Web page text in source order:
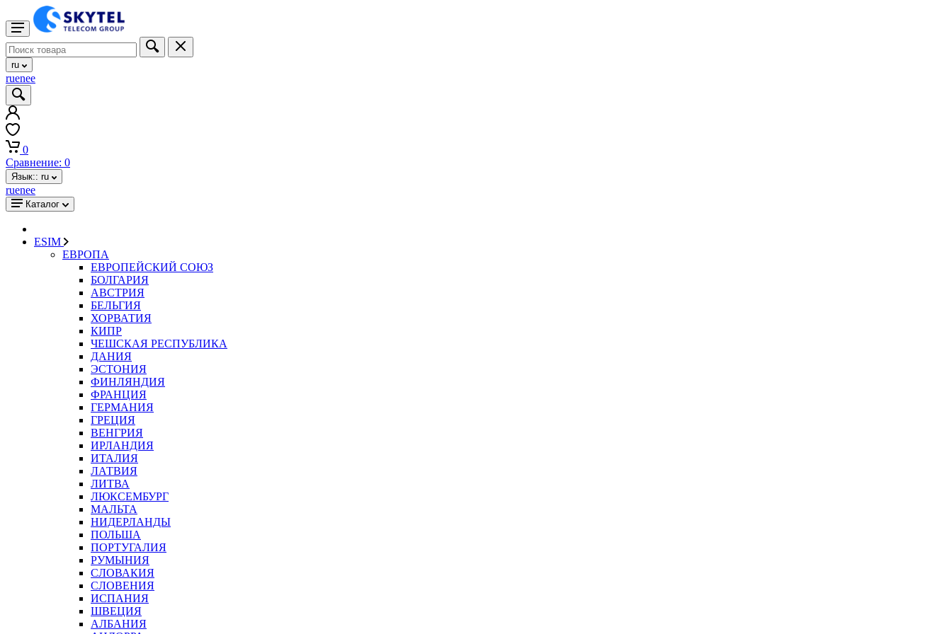
ru
ruenee
0
Сравнение: 0
Язык:: ru
ruenee
Каталог
ESIM
ЕВРОПА
ЕВРОПЕЙСКИЙ СОЮЗ
БОЛГАРИЯ
АВСТРИЯ
БЕЛЬГИЯ
ХОРВАТИЯ
КИПР
ЧЕШСКАЯ РЕСПУБЛИКА
ДАНИЯ
ЭСТОНИЯ
ФИНЛЯНДИЯ
ФРАНЦИЯ
ГЕРМАНИЯ
ГРЕЦИЯ
ВЕНГРИЯ
ИРЛАНДИЯ
ИТАЛИЯ
ЛАТВИЯ
ЛИТВА
ЛЮКСЕМБУРГ
МАЛЬТА
НИДЕРЛАНДЫ
ПОЛЬША
ПОРТУГАЛИЯ
РУМЫНИЯ
СЛОВАКИЯ
СЛОВЕНИЯ
ИСПАНИЯ
ШВЕЦИЯ
АЛБАНИЯ